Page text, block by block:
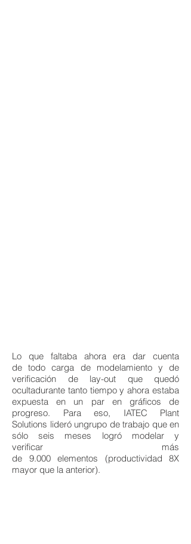
Lo que faltaba ahora era dar cuenta
de todo carga de modelamiento y de
verificación de lay-out que quedó
ocultadurante tanto tiempo y ahora estaba
expuesta en un par en gráficos de
progreso. Para eso, IATEC Plant
Solutions lideró ungrupo de trabajo que en
sólo seis meses logró modelar y
verificar más
de 9.000 elementos (productividad 8X
mayor que la anterior).